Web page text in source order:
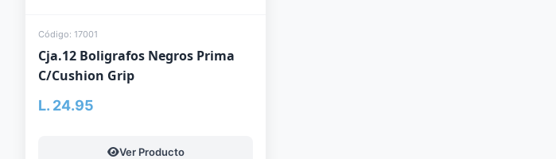
Código: 17001
Cja.12 Boligrafos Negros Prima
C/Cushion Grip
L. 24.95
Ver Producto